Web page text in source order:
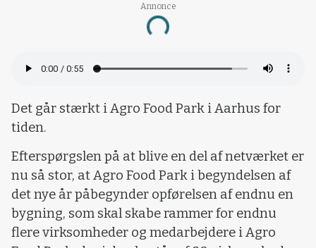
Annonce
Loading...
Det går stærkt i Agro Food Park i Aarhus for
tiden.
Efterspørgslen på at blive en del af netværket er
nu så stor, at Agro Food Park i begyndelsen af
det nye år påbegynder opførelsen af endnu en
bygning, som skal skabe rammer for endnu
flere virksomheder og medarbejdere i Agro